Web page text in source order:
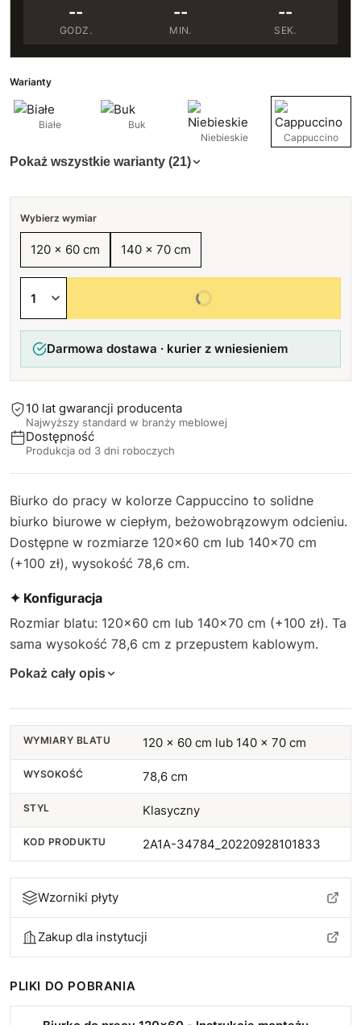
--
GODZ.
--
MIN.
--
SEK.
Warianty
Białe
Buk
Niebieskie
Cappuccino
Pokaż wszystkie warianty (21)
Wybierz wymiar
120 x 60 cm 140 x 70 cm
Wybierz wszystkie opcje
Darmowa dostawa · kurier z wniesieniem
10 lat gwarancji producenta
Najwyższy standard w branży meblowej
Dostępność
Produkcja od 3 dni roboczych
Biurko do pracy w kolorze Cappuccino to solidne
biurko biurowe w ciepłym, beżowobrązowym odcieniu.
Dostępne w rozmiarze 120×60 cm lub 140×70 cm
(+100 zł), wysokość 78,6 cm.
✦ Konfiguracja
Rozmiar blatu: 120×60 cm lub 140×70 cm (+100 zł). Ta
sama wysokość 78,6 cm z przepustem kablowym.
Pokaż cały opis
WYMIARY BLATU 120 x 60 cm lub 140 x 70 cm
WYSOKOŚĆ 78,6 cm
STYL Klasyczny
KOD PRODUKTU 2A1A-34784_20220928101833
Wzorniki płyty
Zakup dla instytucji
PLIKI DO POBRANIA